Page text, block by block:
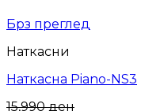
Брз преглед
Наткасни
Наткасна Piano-NS3
15,990ден